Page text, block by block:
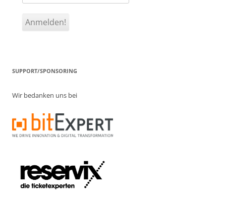
SUPPORT/SPONSORING
Wir bedanken uns bei